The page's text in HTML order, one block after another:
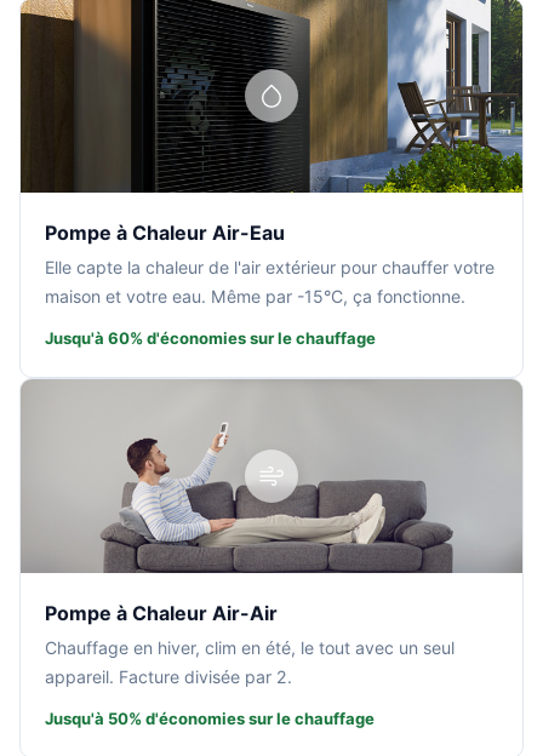
Pompe à Chaleur Air-Eau
Elle capte la chaleur de l'air extérieur pour chauffer votre
maison et votre eau. Même par -15°C, ça fonctionne.
Jusqu'à 60% d'économies sur le chauffage
Pompe à Chaleur Air-Air
Chauffage en hiver, clim en été, le tout avec un seul
appareil. Facture divisée par 2.
Jusqu'à 50% d'économies sur le chauffage